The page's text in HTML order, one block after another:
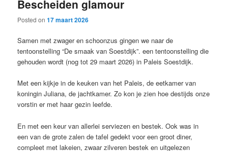
Bescheiden glamour
Posted on17 maart 2026
Samen met zwager en schoonzus gingen we naar de
tentoonstelling “De smaak van Soestdijk”. een tentoonstelling die
gehouden wordt (nog tot 29 maart 2026) in Paleis Soestdijk.
Met een kijkje in de keuken van het Paleis, de eetkamer van
koningin Juliana, de jachtkamer. Zo kon je zien hoe destijds onze
vorstin er met haar gezin leefde.
En met een keur van allerlei serviezen en bestek. Ook was in
een van de grote zalen de tafel gedekt voor een groot diner,
compleet met lakeien, zwaar zilveren bestek en uitgelezen